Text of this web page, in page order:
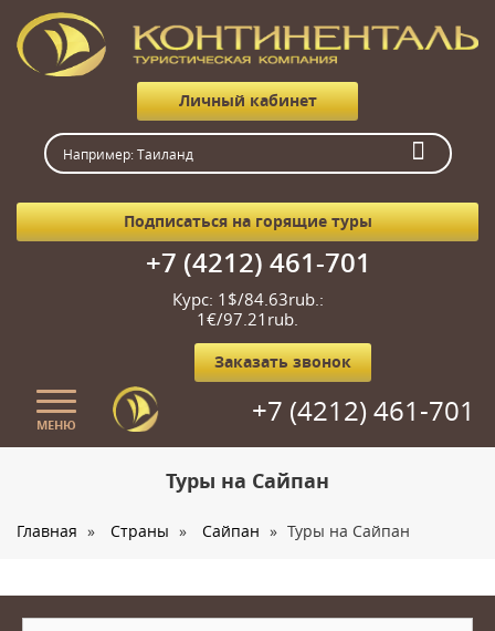
Личный кабинет
Подписаться на горящие туры
+7 (4212) 461-701
Курс: 1$/84.63rub.:
1€/97.21rub.
Заказать звонок
МЕНЮ +7 (4212) 461-701
Страны
Туристам
Туры на Сайпан
Главная » Страны » Сайпан » Туры на Сайпан